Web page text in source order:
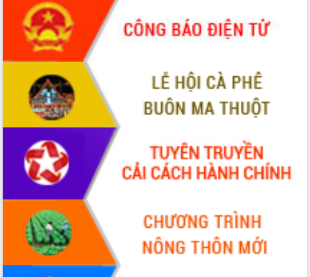
món ăn từ sầu riêng
Đắk Lắk công bố Quy hoạch và xúc
tiến đầu tư tỉnh
Ngành cá ngừ Đắk Lắk chủ động thích
ứng để giữ vững thị trường xuất khẩu
Diễn đàn Kinh tế tư nhân Việt Nam đột
phá cơ chế - Hợp tác công tư
Đề án 06 tạo bước ngoặt đột phá trong
cải cách hành chính tỉnh Đắk Lắk
Kết nối tour, đẩy mạnh chuyển đổi số
để phát triển du lịch Đắk Lắk
Khởi động Dự án Đầu tư xây dựng hạ
tầng kỹ thuật Cụm công nghiệp Tân
Tiến
Gặp mặt các cơ quan báo chí nhân Kỷ
niệm 101 năm Ngày Báo chí Cách
mạng Việt Nam
Đắk Lắk sơ kết 4 năm triển khai thực